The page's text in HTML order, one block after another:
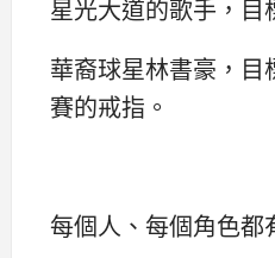
星光大道的歌手，目
華裔球星林書豪，目
賽的戒指。
每個人、每個角色都